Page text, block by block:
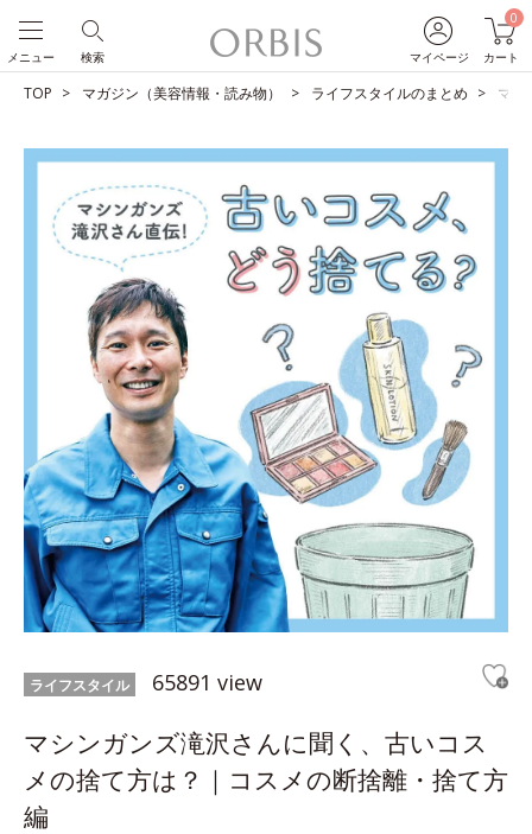
マイページ
0
カート
検索
メニュー
TOP マガジン（美容情報・読み物） ライフスタイルのまとめ マシ
ライフスタイル 65891 view
マシンガンズ滝沢さんに聞く、古いコス
メの捨て方は？｜コスメの断捨離・捨て方
編